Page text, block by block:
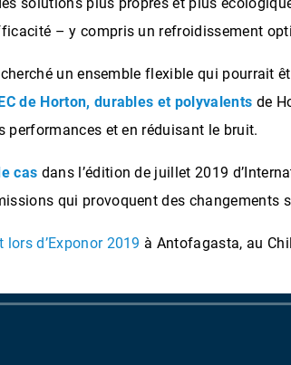
– y compris un refroidissement
un ensemble flexible qui pourrait
de Horton, durables et polyvalents de
performances et en réduisant le bruit.
cas dans l’édition de juillet 2019
qui provoquent des changements
lors d’Exponor 2019 à Antofagasta, au